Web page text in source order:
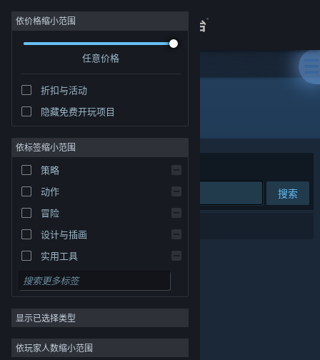
登录
关于
客服
依价格缩小范围
任意价格
折扣与活动
隐藏免费开玩项目
依标签缩小范围
策略
动作
冒险
设计与插画
实用工具
免费开玩
角色扮演
大型多人在线
独立
显示已选择类型
依玩家人数缩小范围
发行商: 厦门御长风网络科技有限公司
排序依据 相关性
搜索
0 个匹配的搜索结果。